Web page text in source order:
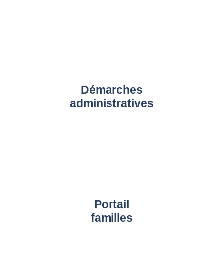
Démarches
administratives
Portail
familles